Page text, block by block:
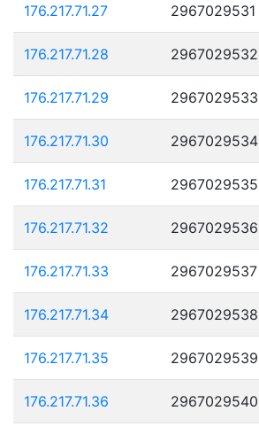
176.217.71.27 2967029531
176.217.71.28 2967029532
176.217.71.29 2967029533
176.217.71.30 2967029534
176.217.71.31 2967029535
176.217.71.32 2967029536
176.217.71.33 2967029537
176.217.71.34 2967029538
176.217.71.35 2967029539
176.217.71.36 2967029540